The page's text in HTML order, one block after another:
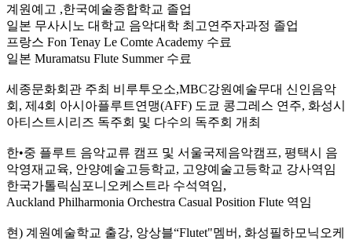
계원예고 ,한국예술종합학교 졸업
일본 무사시노 대학교 음악대학 최고연주자과정 졸업
프랑스 Fon Tenay Le Comte Academy 수료
일본 Muramatsu Flute Summer 수료
세종문화회관 주최 비루투오소,MBC강원예술무대 신인음악
회, 제4회 아시아플루트연맹(AFF) 도쿄 콩그레스 연주, 화성시
아티스트시리즈 독주회 및 다수의 독주회 개최
한•중 플루트 음악교류 캠프 및 서울국제음악캠프, 평택시 음
악영재교육, 안양예술고등학교, 고양예술고등학교 강사역임
한국가톨릭심포니오케스트라 수석역임,
Auckland Philharmonia Orchestra Casual Position Flute 역임
현) 계원예술학교 출강, 앙상블“Flutet"멤버, 화성필하모닉오케